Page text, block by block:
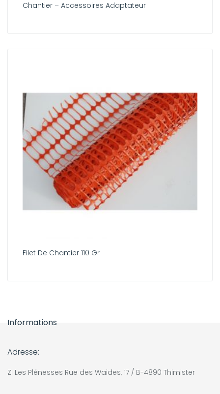
Chantier – Accessoires Adaptateur
Filet De Chantier 110 Gr
Informations
Adresse:
ZI Les Plénesses Rue des Waides, 17 / B-4890 Thimister